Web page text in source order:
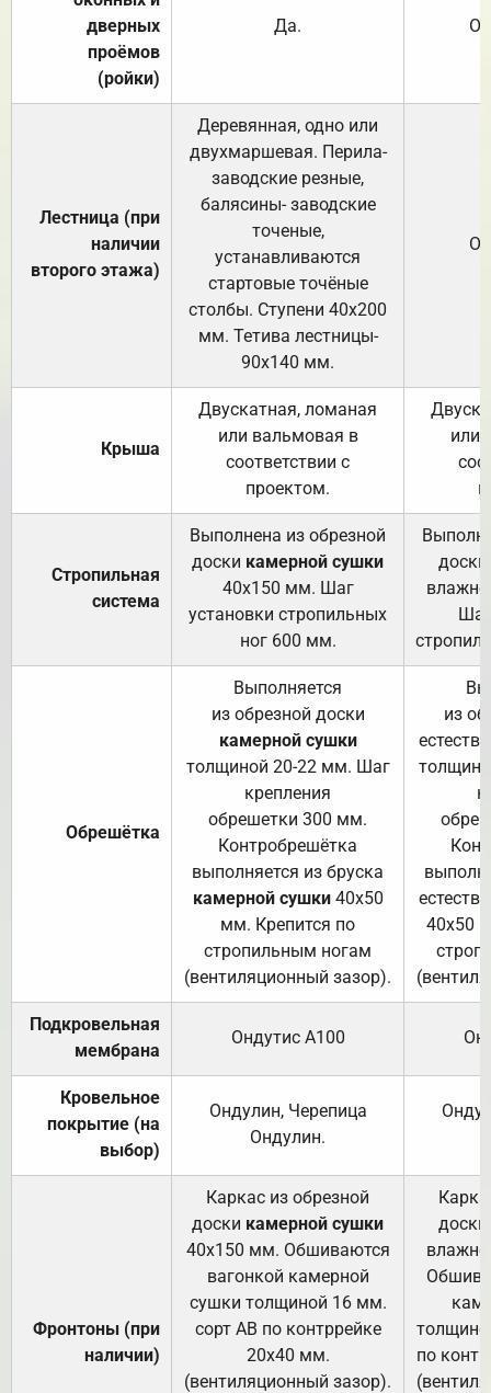
дверных
проёмов
(ройки)
Да.
Лестница (при
наличии
второго этажа)
Деревянная, одно или
двухмаршевая. Перила-
заводские резные,
балясины- заводские
точеные,
устанавливаются
стартовые точёные
столбы. Ступени 40х200
мм. Тетива лестницы-
90х140 мм.
Крыша
Двускатная, ломаная
или вальмовая в
соответствии с
проектом.
или
Стропильная
система
Выполнена из обрезной
доски камерной сушки
40х150 мм. Шаг
установки стропильных
ног 600 мм.
доски
Обрешётка
Выполняется
из обрезной доски
камерной сушки
толщиной 20-22 мм. Шаг
крепления
обрешетки 300 мм.
Контробрешётка
выполняется из бруска
камерной сушки40х50
мм. Крепится по
стропильным ногам
(вентиляционный зазор).
из
40х50
Подкровельная
мембрана
Ондутис А100
Кровельное
покрытие (на
выбор)
Ондулин, Черепица
Ондулин.
Фронтоны (при
наличии)
Каркас из обрезной
доски камерной сушки
40х150 мм. Обшиваются
вагонкой камерной
сушки толщиной 16 мм.
сорт АВ по контррейке
20х40 мм.
(вентиляционный зазор).
доски
по